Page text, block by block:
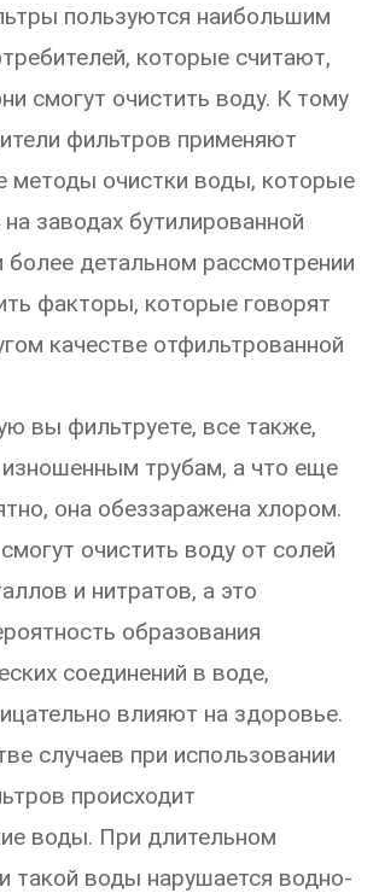
пользуются наибольшим
которые считают,
смогут очистить воду. К тому
фильтров применяют
методы очистки воды, которые
заводах бутилированной
детальном рассмотрении
факторы, которые говорят
качестве отфильтрованной
вы фильтруете, все также,
изношенным трубам, а что еще
она обеззаражена хлором.
очистить воду от солей
и нитратов, а это
образования
соединений в воде,
влияют на здоровье.
случаев при использовании
происходит
воды. При длительном
такой воды нарушается водно-